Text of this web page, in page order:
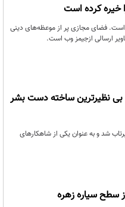
کرده است
فضای مجازی پر از موعظه‌های دینی
ارسالی ازجیمز وب است.
نظیرترین ساخته دست بشر
وب در اکتبر ۲۰۲۱ به فضا پرتاب شد و به عنوان یکی از شاهکارهای
سطح سیاره زهره